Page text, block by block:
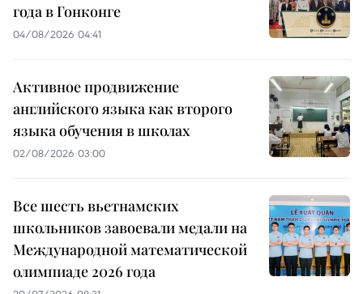
года в Гонконге
04/08/2026 04:41
Активное продвижение
английского языка как второго
языка обучения в школах
02/08/2026 03:00
Все шесть вьетнамских
школьников завоевали медали на
Международной математической
олимпиаде 2026 года